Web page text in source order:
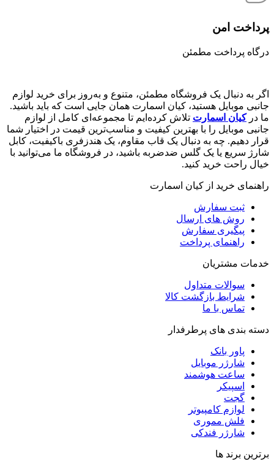
پرداخت امن
درگاه پرداخت مطمئن
اگر به دنبال یک فروشگاه مطمئن، متنوع و به‌روز برای خرید لوازم
جانبی موبایل هستید، کیان اسمارت همان جایی است که باید باشید.
ما درکیان اسمارت تلاش کرده‌ایم تا مجموعه‌ای کامل از لوازم
جانبی موبایل را با بهترین کیفیت و مناسب‌ترین قیمت در اختیار شما
قرار دهیم. چه به دنبال یک قاب مقاوم، یک هندزفری باکیفیت، کابل
شارژ سریع یا یک گلس ضدضربه باشید، در فروشگاه ما می‌توانید با
خیال راحت خرید کنید.
راهنمای خرید از کیان اسمارت
ثبت سفارش
روش‌ های ارسال
پیگیری سفارش
راهنمای پرداخت
خدمات مشتریان
سوالات متداول
شرایط بازگشت کالا
تماس با ما
دسته بندی های پرطرفدار
پاور بانک
شارژر موبایل
ساعت هوشمند
اسپیکر
گجت
لوازم کامپیوتر
فلش مموری
شارژر فندکی
برترین برند ها